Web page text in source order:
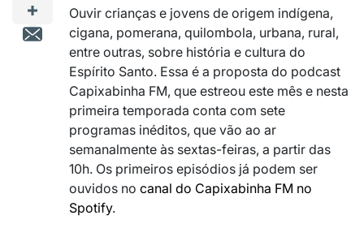
Ouvir crianças e jovens de origem indígena,
cigana, pomerana, quilombola, urbana, rural,
entre outras, sobre história e cultura do
Espírito Santo. Essa é a proposta do podcast
Capixabinha FM, que estreou este mês e nesta
primeira temporada conta com sete
programas inéditos, que vão ao ar
semanalmente às sextas-feiras, a partir das
10h. Os primeiros episódios já podem ser
ouvidos no canal do Capixabinha FM no
Spotify.